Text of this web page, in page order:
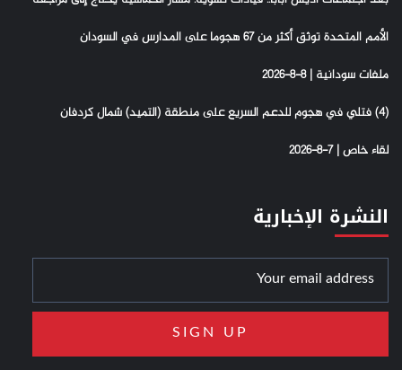
الأمم المتحدة توثق أكثر من 67 هجوما على المدارس في السودان
ملفات سودانية | 8-8-2026
(4) فتلي في هجوم للدعم السريع على منطقة (التميد) شمال كردفان
لقاء خاص | 7-8-2026
النشرة الإخبارية